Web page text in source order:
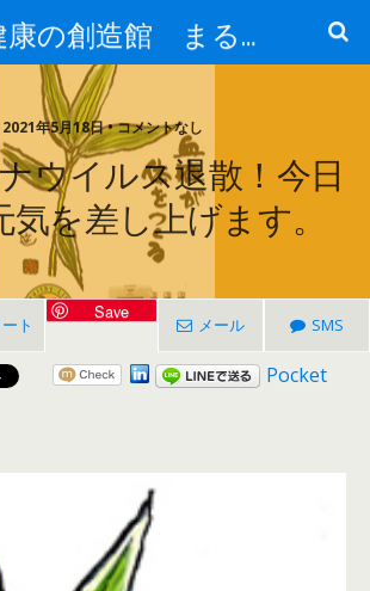
美と健康の創造館 まるとみ薬品 ぐんまの薬屋 芳さんのブログ
2021年5月18日 • コメントなし
ウイルス退散！今日
気を差し上げます。
ト
Save
メール SMS
Pocket